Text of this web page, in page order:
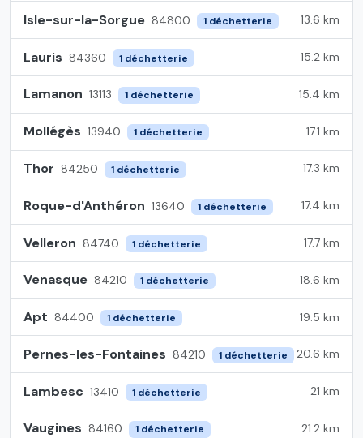
Isle-sur-la-Sorgue 84800 1 déchetterie 13.6 km
Lauris 84360 1 déchetterie 15.2 km
Lamanon 13113 1 déchetterie 15.4 km
Mollégès 13940 1 déchetterie 17.1 km
Thor 84250 1 déchetterie 17.3 km
Roque-d'Anthéron 13640 1 déchetterie 17.4 km
Velleron 84740 1 déchetterie 17.7 km
Venasque 84210 1 déchetterie 18.6 km
Apt 84400 1 déchetterie 19.5 km
Pernes-les-Fontaines 84210 1 déchetterie 20.6 km
Lambesc 13410 1 déchetterie 21 km
Vaugines 84160 1 déchetterie 21.2 km